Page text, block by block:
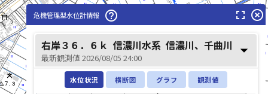
危機管理型水位計情報 help_outline fullscreen highlight_off
右岸３６．６ｋ 信濃川水系 信濃川、千曲川
最新観測値 2026/08/05 24:00 arrow_drop_down
水位状況 横断図 グラフ 観測値